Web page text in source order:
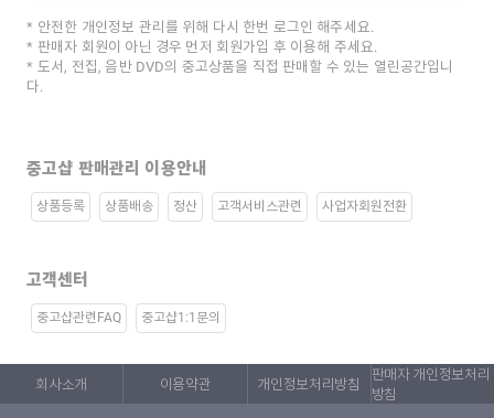
안전한 개인정보 관리를 위해 다시 한번 로그인 해주세요.
판매자 회원이 아닌 경우 먼저 회원가입 후 이용해 주세요.
도서, 전집, 음반 DVD의 중고상품을 직접 판매할 수 있는 열린공간입니
다.
중고샵 판매관리 이용안내
상품등록 상품배송 정산 고객서비스관련 사업자회원전환
고객센터
중고샵관련FAQ 중고샵1:1문의
회사소개 이용약관 개인정보처리방침
판매자 개인정보처리
방침